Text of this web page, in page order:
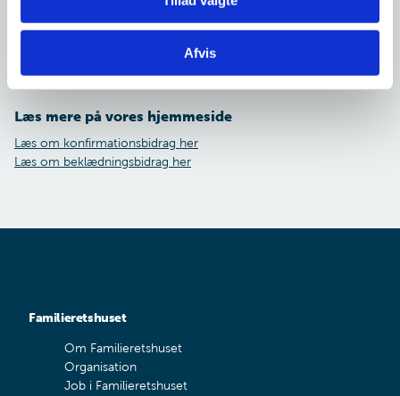
Afvis
normalt altid fastsætte et konfirmationsbidrag eller
beklædningsbidrag, hvis du ansøger om det. Vi vil kun tage
hensyn til udgifter, som den anden forældre har i anledningen,
Læs mere på vores hjemmeside
Læs om konfirmationsbidrag her
Læs om beklædningsbidrag her
Familieretshuset
Om Familieretshuset
Organisation
Job i Familieretshuset